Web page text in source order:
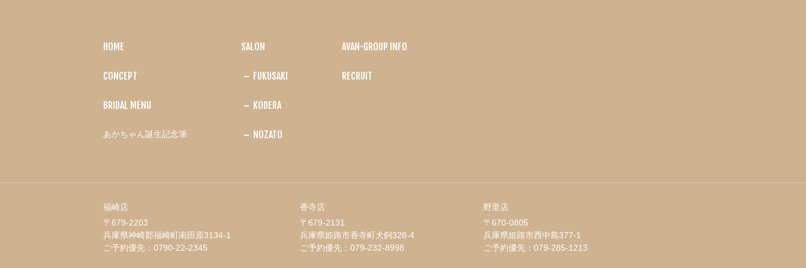
HOME
CONCEPT
BRIDAL MENU
あかちゃん誕生記念筆
SALON
FUKUSAKI
KODERA
NOZATO
AVAN-GROUP INFO
RECRUIT
福崎店
〒679-2203
兵庫県神崎郡福崎町南田原3134-1
ご予約優先： 0790-22-2345
香寺店
〒679-2131
兵庫県姫路市香寺町犬飼328-4
ご予約優先： 079-232-8998
野里店
〒670-0805
兵庫県姫路市西中島377-1
ご予約優先： 079-285-1213